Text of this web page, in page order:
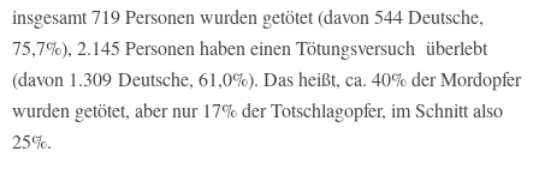
insgesamt 719 Personen wurden getötet (davon 544 Deutsche,
75,7%), 2.145 Personen haben einen Tötungsversuch überlebt
(davon 1.309 Deutsche, 61,0%). Das heißt, ca. 40% der Mordopfer
wurden getötet, aber nur 17% der Totschlagopfer, im Schnitt also
25%.